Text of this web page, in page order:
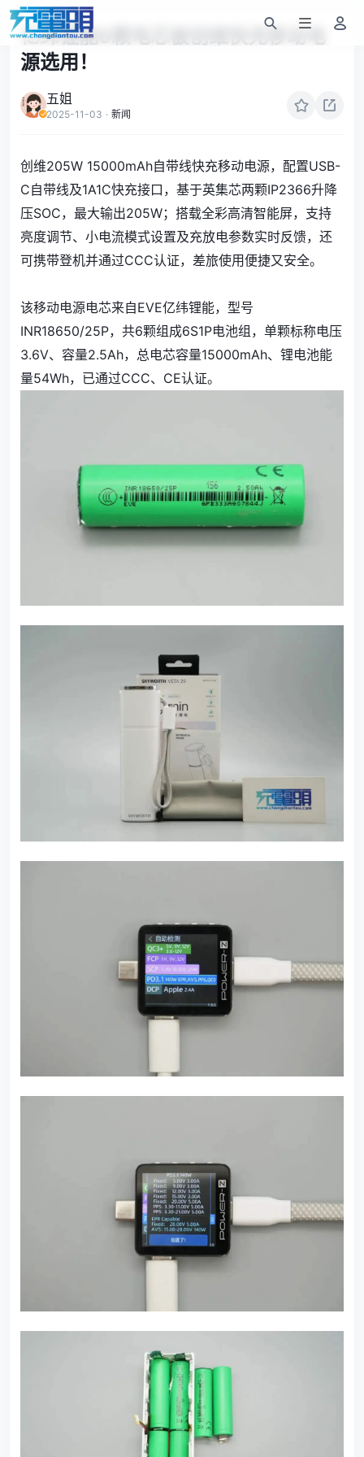
亿纬锂能6颗电芯被创维快充移动电
源选用！
五姐
2025-11-03 · 新闻
创维205W 15000mAh自带线快充移动电源，配置USB-
C自带线及1A1C快充接口，基于英集芯两颗IP2366升降
压SOC，最大输出205W；搭载全彩高清智能屏，支持
亮度调节、小电流模式设置及充放电参数实时反馈，还
可携带登机并通过CCC认证，差旅使用便捷又安全。
该移动电源电芯来自EVE亿纬锂能，型号
INR18650/25P，共6颗组成6S1P电池组，单颗标称电压
3.6V、容量2.5Ah，总电芯容量15000mAh、锂电池能
量54Wh，已通过CCC、CE认证。